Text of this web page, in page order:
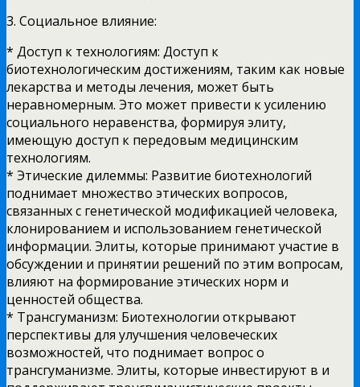
3. Социальное влияние:
* Доступ к технологиям: Доступ к
биотехнологическим достижениям, таким как новые
лекарства и методы лечения, может быть
неравномерным. Это может привести к усилению
социального неравенства, формируя элиту,
имеющую доступ к передовым медицинским
технологиям.
* Этические дилеммы: Развитие биотехнологий
поднимает множество этических вопросов,
связанных с генетической модификацией человека,
клонированием и использованием генетической
информации. Элиты, которые принимают участие в
обсуждении и принятии решений по этим вопросам,
влияют на формирование этических норм и
ценностей общества.
* Трансгуманизм: Биотехнологии открывают
перспективы для улучшения человеческих
возможностей, что поднимает вопрос о
трансгуманизме. Элиты, которые инвестируют в и